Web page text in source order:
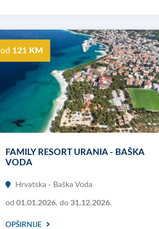
od 121 KM
FAMILY RESORT URANIA - BAŠKA
VODA
Hrvatska - Baška Voda
od 01.01.2026. do 31.12.2026.
OPŠIRNIJE